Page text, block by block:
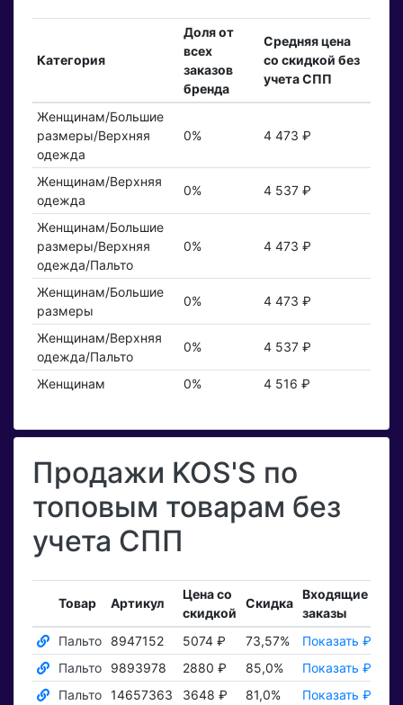
Категория
Доля от
всех
заказов
бренда
Средняя цена
со скидкой без
учета СПП
Женщинам/Большие
размеры/Верхняя
одежда
0% 4 473 ₽
Женщинам/Верхняя
одежда
0% 4 537 ₽
Женщинам/Большие
размеры/Верхняя
одежда/Пальто
0% 4 473 ₽
Женщинам/Большие
размеры
0% 4 473 ₽
Женщинам/Верхняя
одежда/Пальто
0% 4 537 ₽
Женщинам 0% 4 516 ₽
Продажи KOS'S по
топовым товарам без
учета СПП
Товар Артикул
Цена со
скидкой
Скидка
Входящие
заказы
Пальто
8947152 5074 ₽ 73,57% Показать ₽
Пальто
9893978 2880 ₽ 85,0% Показать ₽
Пальто
14657363 3648 ₽ 81,0% Показать ₽